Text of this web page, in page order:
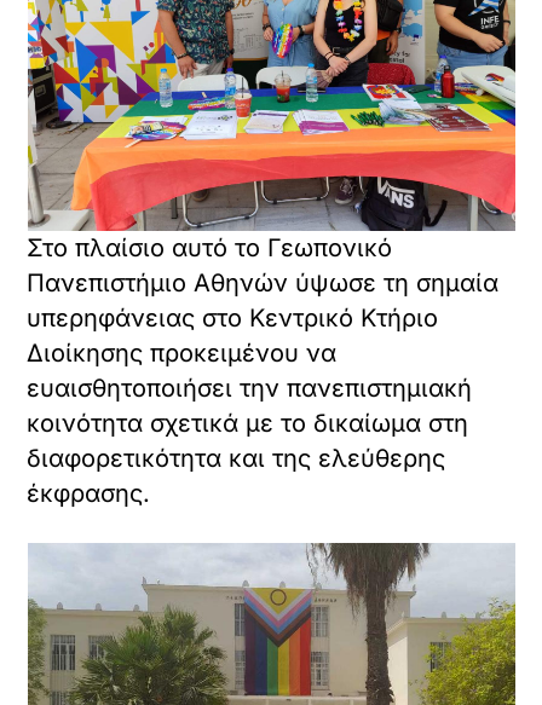
Στο πλαίσιο αυτό το Γεωπονικό
Πανεπιστήμιο Αθηνών ύψωσε τη σημαία
υπερηφάνειας στο Κεντρικό Κτήριο
Διοίκησης προκειμένου να
ευαισθητοποιήσει την πανεπιστημιακή
κοινότητα σχετικά με το δικαίωμα στη
διαφορετικότητα και της ελεύθερης
έκφρασης.